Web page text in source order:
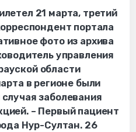
21 марта, третий
портала
фото из архива
управления
области
в регионе были
заболевания
– Первый пациент
Нур-Султан. 26